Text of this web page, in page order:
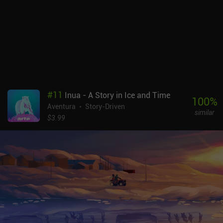
#11 Inua - A Story in Ice and Time
Aventura
Story-Driven
$3.99
100%
similar